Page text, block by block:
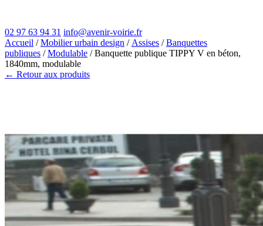
02 97 63 94 31 info@avenir-voirie.fr
Accueil /Mobilier urbain design / Assises /Banquettes
publiques /Modulable / Banquette publique TIPPY V en béton,
1840mm, modulable
← Retour aux produits